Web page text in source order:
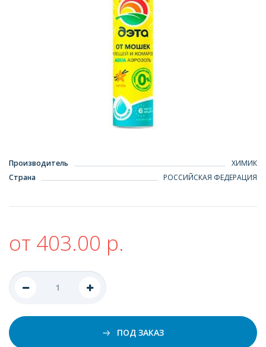
Производитель
ХИМИК
Страна
РОССИЙСКАЯ ФЕДЕРАЦИЯ
от 403.00 р.
ПОД ЗАКАЗ